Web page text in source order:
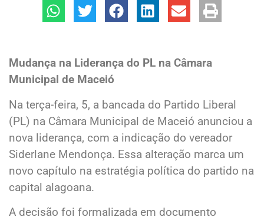
Mudança na Liderança do PL na Câmara
Municipal de Maceió
Na terça-feira, 5, a bancada do Partido Liberal
(PL) na Câmara Municipal de Maceió anunciou a
nova liderança, com a indicação do vereador
Siderlane Mendonça. Essa alteração marca um
novo capítulo na estratégia política do partido na
capital alagoana.
A decisão foi formalizada em documento